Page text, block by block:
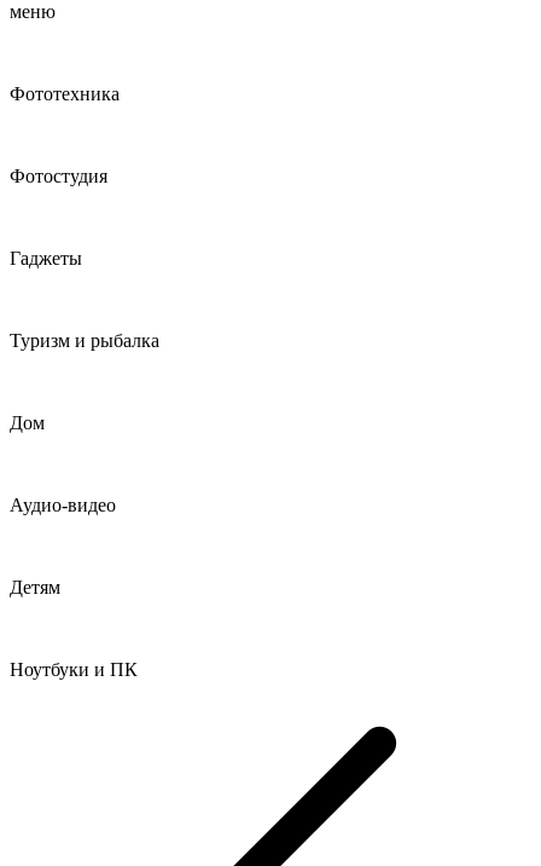
меню
Фототехника
Фотостудия
Гаджеты
Туризм и рыбалка
Дом
Аудио-видео
Детям
Ноутбуки и ПК